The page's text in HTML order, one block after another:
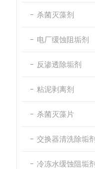
杀菌灭藻剂
电厂缓蚀阻垢剂
反渗透除垢剂
粘泥剥离剂
杀菌灭藻片
交换器清洗除垢剂
冷冻水缓蚀阻垢剂